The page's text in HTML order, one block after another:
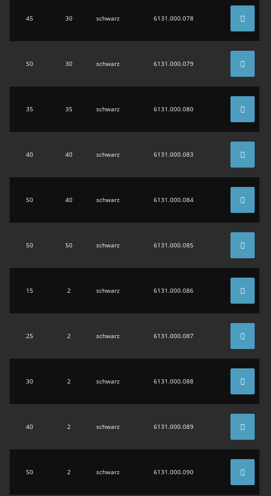
45 30 schwarz 6131.000.078
50 30 schwarz 6131.000.079
35 35 schwarz 6131.000.080
40 40 schwarz 6131.000.083
50 40 schwarz 6131.000.084
50 50 schwarz 6131.000.085
15 2 schwarz 6131.000.086
25 2 schwarz 6131.000.087
30 2 schwarz 6131.000.088
40 2 schwarz 6131.000.089
50 2 schwarz 6131.000.090